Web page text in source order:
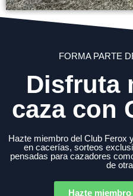
FORMA PARTE
Disfruta
caza con
Hazte miembro del Club Ferox
en cacerías, sorteos
pensadas para cazadores
de
Hazte